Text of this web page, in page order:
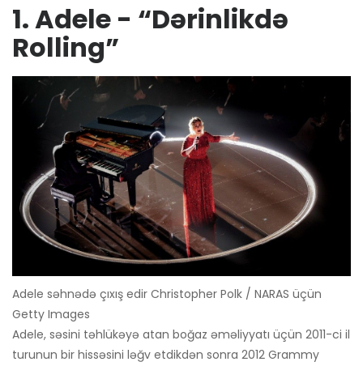
1. Adele - “Dərinlikdə
Rolling”
Adele səhnədə çıxış edir Christopher Polk / NARAS üçün
Getty Images
Adele, səsini təhlükəyə atan boğaz əməliyyatı üçün 2011-ci il
turunun bir hissəsini ləğv etdikdən sonra 2012 Grammy